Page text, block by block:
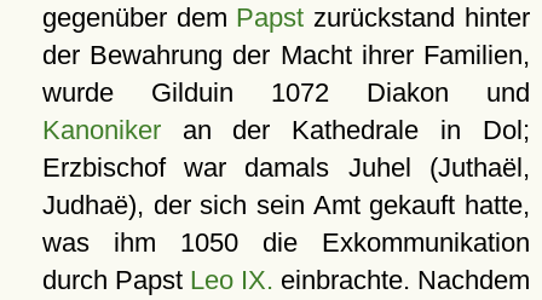
gegenüber dem Papst zurückstand hinter
der Bewahrung der Macht ihrer Familien,
wurde Gilduin 1072 Diakon und
Kanonikeran der Kathedrale in Dol;
Erzbischof war damals Juhel (Juthaël,
Judhaë), der sich sein Amt gekauft hatte,
was ihm 1050 die Exkommunikation
durch Papst Leo IX. einbrachte. Nachdem